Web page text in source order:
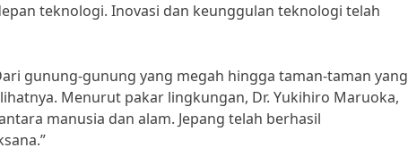
teknologi. Inovasi dan keunggulan teknologi telah
gunung-gunung yang megah hingga taman-taman yang
Menurut pakar lingkungan, Dr. Yukihiro Maruoka,
manusia dan alam. Jepang telah berhasil